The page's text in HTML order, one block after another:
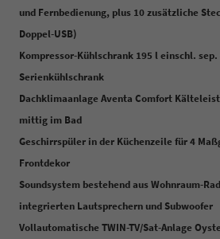
und Fernbedienung, plus 10 zusätzliche
Doppel-USB)
Kompressor-Kühlschrank 195 l einschl.
Serienkühlschrank
Dachklimaanlage Aventa Comfort
mittig im Bad
Geschirrspüler in der Küchenzeile für 4
Frontdekor
Soundsystem bestehend aus Wohnraum-
integrierten Lautsprechern und Subwoofer
Vollautomatische TWIN-TV/Sat-Anlage